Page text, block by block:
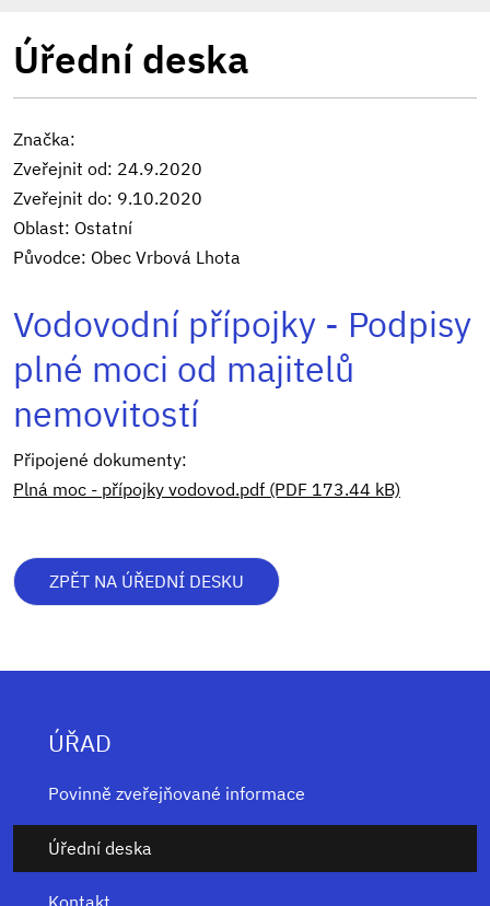
Úřední deska
Značka:
Zveřejnit od: 24.9.2020
Zveřejnit do: 9.10.2020
Oblast: Ostatní
Původce: Obec Vrbová Lhota
Vodovodní přípojky - Podpisy
plné moci od majitelů
nemovitostí
Připojené dokumenty:
Plná moc - přípojky vodovod.pdf (PDF 173.44 kB)
ZPĚT NA ÚŘEDNÍ DESKU
ÚŘAD
Povinně zveřejňované informace
Úřední deska
Kontakt